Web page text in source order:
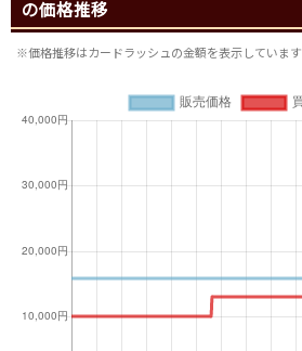
の価格推移
※価格推移はカードラッシュの金額を表示しています